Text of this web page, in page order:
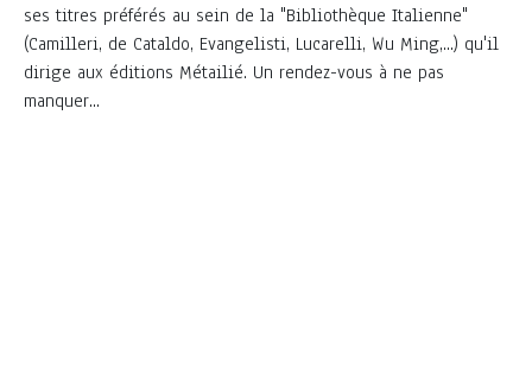
ses titres préférés au sein de la "Bibliothèque Italienne"
(Camilleri, de Cataldo, Evangelisti, Lucarelli, Wu Ming,...) qu'il
dirige aux éditions Métailié. Un rendez-vous à ne pas
manquer...